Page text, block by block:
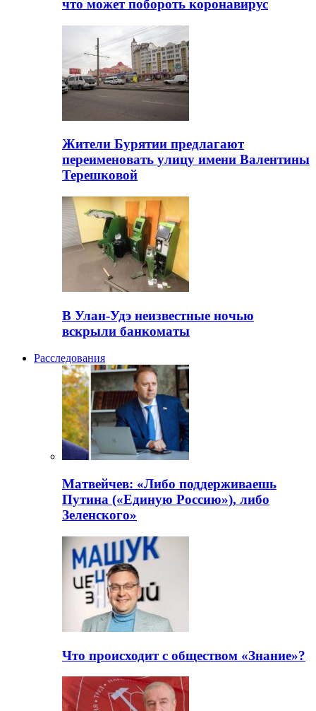
что может побороть коронавирус
Жители Бурятии предлагают
переименовать улицу имени Валентины
Терешковой
В Улан-Удэ неизвестные ночью
вскрыли банкоматы
Расследования
Матвейчев: «Либо поддерживаешь
Путина («Единую Россию»), либо
Зеленского»
Что происходит с обществом «Знание»?